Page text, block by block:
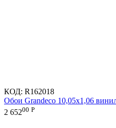
КОД: R162018
Обои Grandeco 10,05х1,06
2 65200 Р